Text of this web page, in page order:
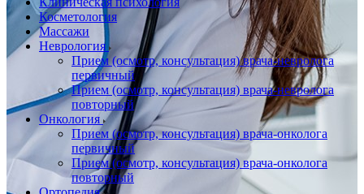
Косметология
Массажи
Неврология
Прием (осмотр, консультация) врача-невролога
первичный
Прием (осмотр, консультация) врача-невролога
повторный
Онкология
Прием (осмотр, консультация) врача-онколога
первичный
Прием (осмотр, консультация) врача-онколога
повторный